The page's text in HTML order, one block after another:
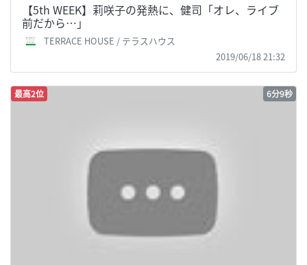
【5th WEEK】莉咲子の発熱に、健司「オレ、ライブ
前だから…」
TERRACE HOUSE / テラスハウス
2019/06/18 21:32
最高2位 6分9秒